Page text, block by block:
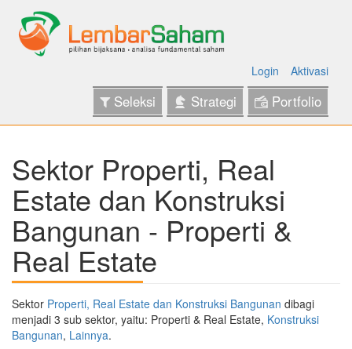
Login Aktivasi
Seleksi Strategi Portfolio
Sektor Properti, Real
Estate dan Konstruksi
Bangunan - Properti &
Real Estate
Sektor Properti, Real Estate dan Konstruksi Bangunan dibagi
menjadi 3 sub sektor, yaitu: Properti & Real Estate, Konstruksi
Bangunan, Lainnya.